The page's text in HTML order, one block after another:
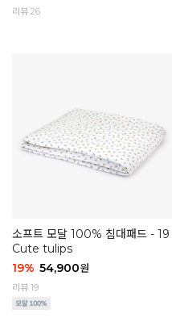
리뷰 26
소프트 모달 100% 침대패드 - 19
Cute tulips
19% 54,900원
리뷰 19